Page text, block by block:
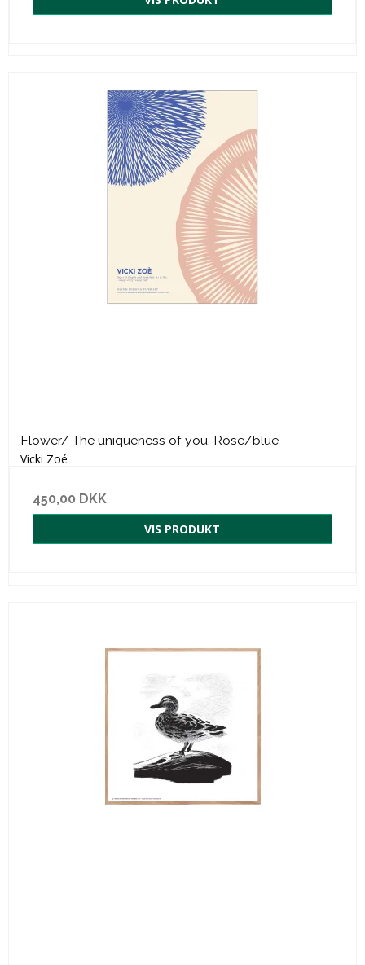
Flower/ The uniqueness of you. Rose/blue
Vicki Zoé
450,00 DKK
VIS PRODUKT